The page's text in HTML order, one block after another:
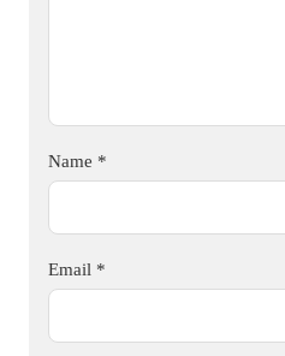
Name *
Email *